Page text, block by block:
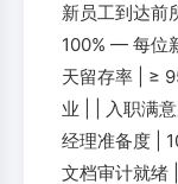
新员工到达前
100% — 每位
天留存率 | ≥
业 | | 入职满
经理准备度 |
文档审计就绪